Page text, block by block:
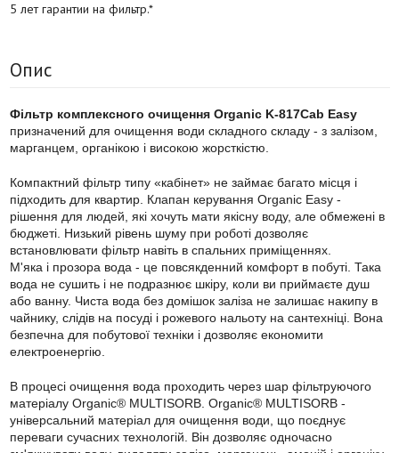
5 лет гарантии на фильтр.*
Опис
Фільтр комплексного очищення Organic K-817Cab Easy
призначений для очищення води складного складу - з залізом,
марганцем, органікою і високою жорсткістю.
Компактний фільтр типу «кабінет» не займає багато місця і
підходить для квартир. Клапан керування Organic Easy -
рішення для людей, які хочуть мати якісну воду, але обмежені в
бюджеті. Низький рівень шуму при роботі дозволяє
встановлювати фільтр навіть в спальних приміщеннях.
М'яка і прозора вода - це повсякденний комфорт в побуті. Така
вода не сушить і не подразнює шкіру, коли ви приймаєте душ
або ванну. Чиста вода без домішок заліза не залишає накипу в
чайнику, слідів на посуді і рожевого нальоту на сантехніці. Вона
безпечна для побутової техніки і дозволяє економити
електроенергію.
В процесі очищення вода проходить через шар фільтруючого
матеріалу Organic® MULTISORB. Organic® MULTISORB -
універсальний матеріал для очищення води, що поєднує
переваги сучасних технологій. Він дозволяє одночасно